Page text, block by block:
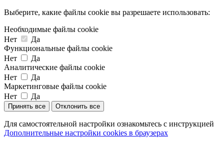
Выберите, какие файлы cookie вы разрешаете использовать:
Необходимые файлы cookie
Нет
Да
Функциональные файлы cookie
Нет
Да
Аналитические файлы cookie
Нет
Да
Маркетинговые файлы cookie
Нет
Да
Принять все Отклонить все
Для самостоятельной настройки ознакомьтесь с инструкцией
Дополнительные настройки cookies в браузерах